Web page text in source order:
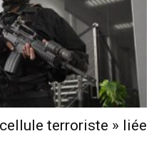
terroriste » liée